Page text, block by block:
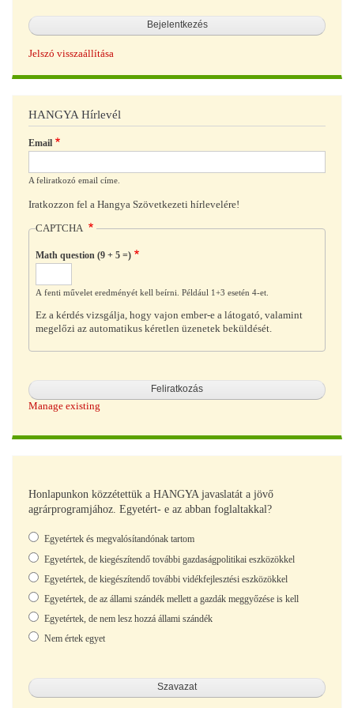
Jelszó visszaállítása
HANGYA Hírlevél
Email
A feliratkozó email címe.
Iratkozzon fel a Hangya Szövetkezeti hírlevelére!
CAPTCHA
Math question (9 + 5 =)
A fenti művelet eredményét kell beírni. Például 1+3 esetén 4-et.
Ez a kérdés vizsgálja, hogy vajon ember-e a látogató, valamint
megelőzi az automatikus kéretlen üzenetek beküldését.
Manage existing
Honlapunkon közzétettük a HANGYA javaslatát a jövő
agrárprogramjához. Egyetért- e az abban foglaltakkal?
Választások
Egyetértek és megvalósítandónak tartom
Egyetértek, de kiegészítendő további gazdaságpolitikai eszközökkel
Egyetértek, de kiegészítendő további vidékfejlesztési eszközökkel
Egyetértek, de az állami szándék mellett a gazdák meggyőzése is kell
Egyetértek, de nem lesz hozzá állami szándék
Nem értek egyet